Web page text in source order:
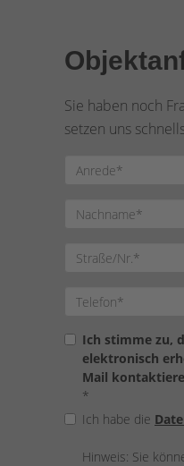
Sie haben noch
setzen uns
Ich stimme zu,
elektronisch
Mail
*
Ich habe die
Hinweis: Sie